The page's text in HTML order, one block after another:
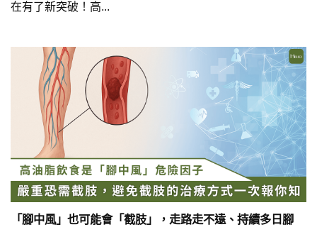
在有了新突破！高...
「腳中風」也可能會「截肢」，走路走不遠、持續多日腳